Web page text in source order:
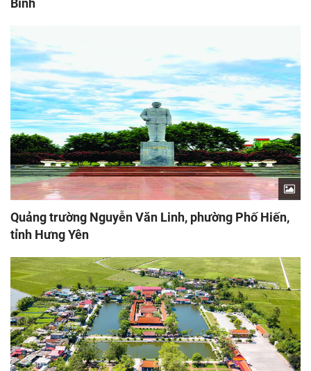
Bình
Quảng trường Nguyễn Văn Linh, phường Phố Hiến,
tỉnh Hưng Yên